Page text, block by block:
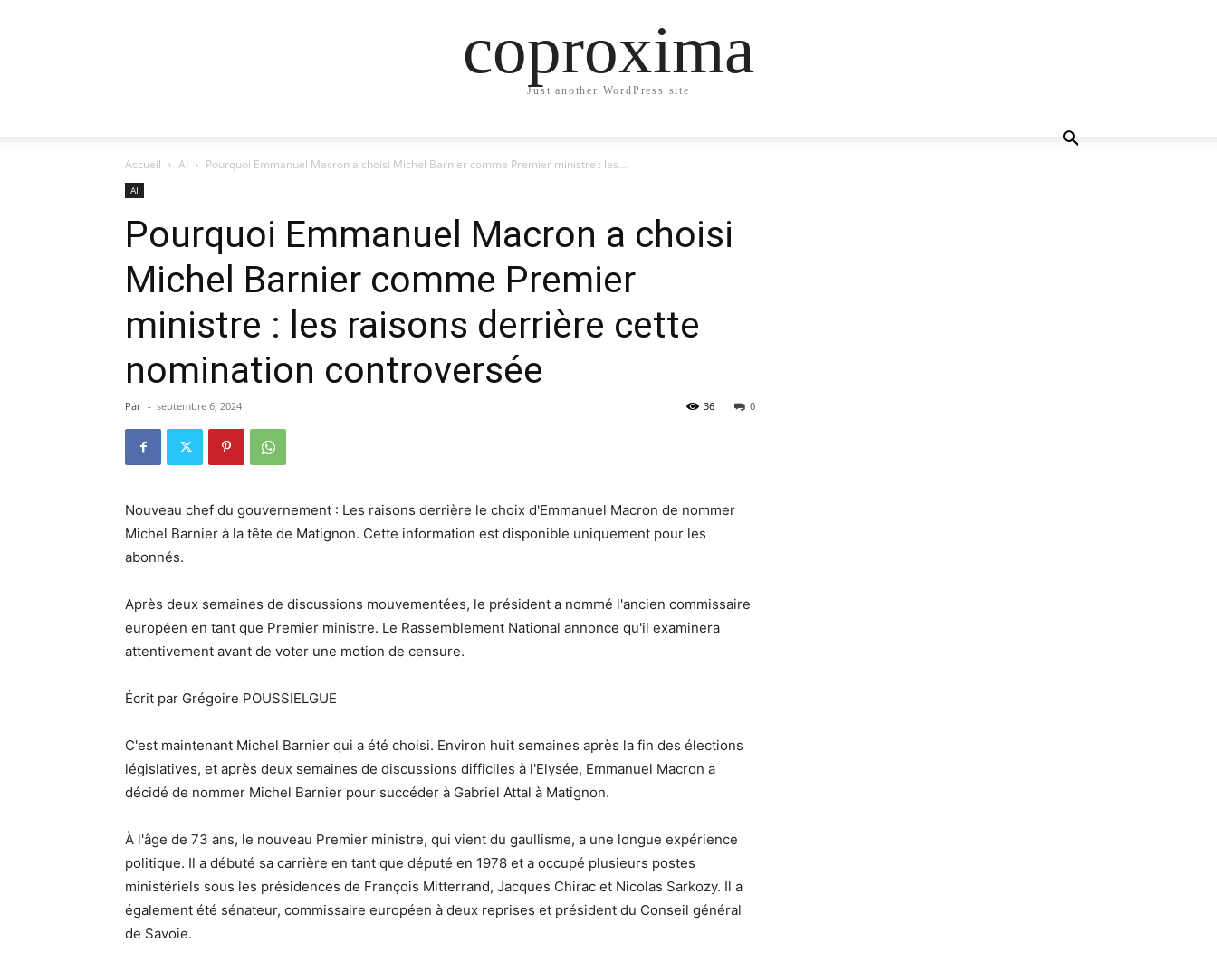
coproxima
Just another WordPress site
Accueil AI Pourquoi Emmanuel Macron a choisi Michel Barnier comme Premier ministre : les...
AI
Pourquoi Emmanuel Macron a choisi
Michel Barnier comme Premier
ministre : les raisons derrière cette
nomination controversée
Par - septembre 6, 2024 0
36
Nouveau chef du gouvernement : Les raisons derrière le choix d'Emmanuel Macron de nommer
Michel Barnier à la tête de Matignon. Cette information est disponible uniquement pour les
abonnés.
Après deux semaines de discussions mouvementées, le président a nommé l'ancien commissaire
européen en tant que Premier ministre. Le Rassemblement National annonce qu'il examinera
attentivement avant de voter une motion de censure.
Écrit par Grégoire POUSSIELGUE
C'est maintenant Michel Barnier qui a été choisi. Environ huit semaines après la fin des élections
législatives, et après deux semaines de discussions difficiles à l'Elysée, Emmanuel Macron a
décidé de nommer Michel Barnier pour succéder à Gabriel Attal à Matignon.
À l'âge de 73 ans, le nouveau Premier ministre, qui vient du gaullisme, a une longue expérience
politique. Il a débuté sa carrière en tant que député en 1978 et a occupé plusieurs postes
ministériels sous les présidences de François Mitterrand, Jacques Chirac et Nicolas Sarkozy. Il a
également été sénateur, commissaire européen à deux reprises et président du Conseil général
de Savoie.